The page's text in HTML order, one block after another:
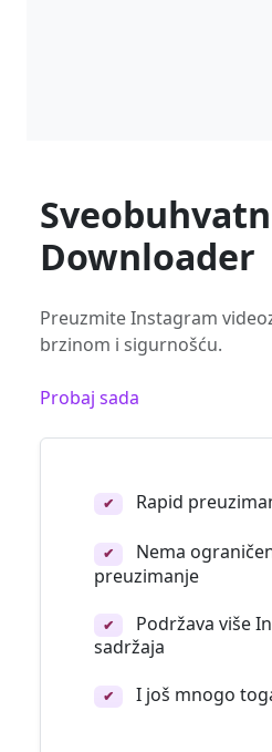
Downloader
Preuzmite Instagram
brzinom i sigurnošću.
Probaj sada
✔ Rapid
✔
Nema
preuzimanje
✔
Podržava više
sadržaja
✔ I još mnogo